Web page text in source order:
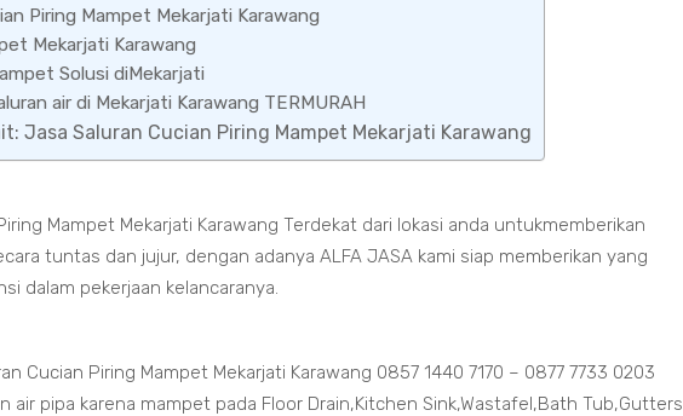
Piring Mampet Mekarjati Karawang
Mekarjati Karawang
Solusi diMekarjati
air di Mekarjati Karawang TERMURAH
Jasa Saluran Cucian Piring Mampet Mekarjati Karawang
Mampet Mekarjati Karawang Terdekat dari lokasi anda untukmemberikan
tuntas dan jujur, dengan adanya ALFA JASA kami siap memberikan yang
dalam pekerjaan kelancaranya.
Cucian Piring Mampet Mekarjati Karawang 0857 1440 7170 – 0877 7733 0203
air pipa karena mampet pada Floor Drain,Kitchen Sink,Wastafel,Bath Tub,Gutters